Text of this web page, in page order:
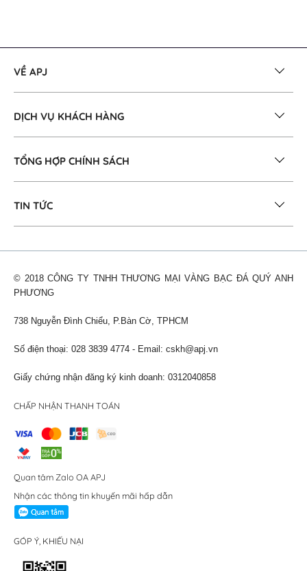
VỀ APJ
DỊCH VỤ KHÁCH HÀNG
TỔNG HỢP CHÍNH SÁCH
TIN TỨC
© 2018 CÔNG TY TNHH THƯƠNG MẠI VÀNG BẠC ĐÁ QUÝ ANH
PHƯƠNG
738 Nguyễn Đình Chiểu, P.Bàn Cờ, TPHCM
Số điện thoại: 028 3839 4774 - Email: cskh@apj.vn
Giấy chứng nhận đăng ký kinh doanh: 0312040858
CHẤP NHẬN THANH TOÁN
Quan tâm Zalo OA APJ
Nhận các thông tin khuyến mãi hấp dẫn
GÓP Ý, KHIẾU NẠI